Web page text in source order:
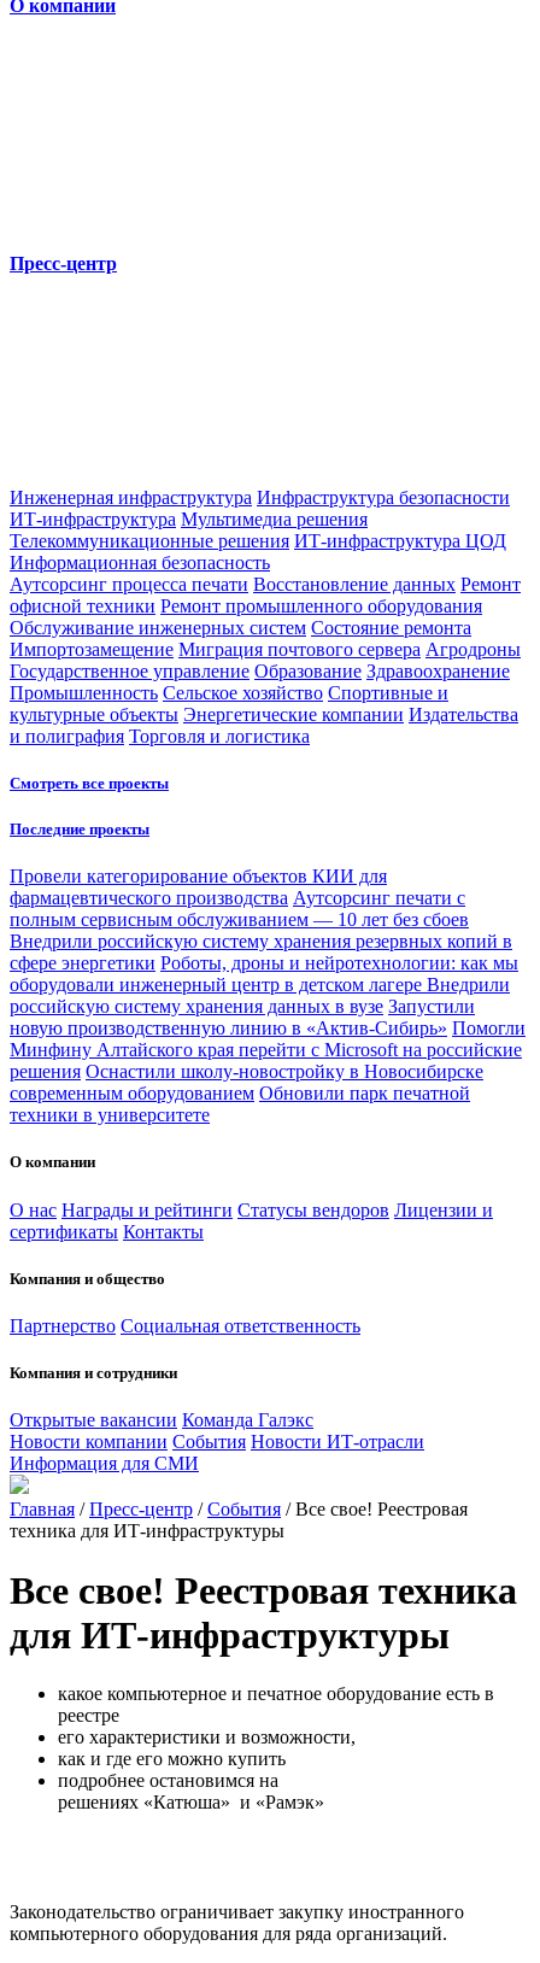
О компании
Пресс-центр
Инженерная инфраструктура Инфраструктура безопасности
ИТ-инфраструктура Мультимедиа решения
Телекоммуникационные решения ИТ-инфраструктура ЦОД
Информационная безопасность
Аутсорсинг процесса печати Восстановление данных Ремонт
офисной техники Ремонт промышленного оборудования
Обслуживание инженерных систем Состояние ремонта
Импортозамещение Миграция почтового сервера Агродроны
Государственное управление Образование Здравоохранение
Промышленность Сельское хозяйство Спортивные и
культурные объекты Энергетические компании Издательства
и полиграфия Торговля и логистика
Смотреть все проекты
Последние проекты
Провели категорирование объектов КИИ для
фармацевтического производства Аутсорсинг печати с
полным сервисным обслуживанием — 10 лет без сбоев
Внедрили российскую систему хранения резервных копий в
сфере энергетики Роботы, дроны и нейротехнологии: как мы
оборудовали инженерный центр в детском лагере Внедрили
российскую систему хранения данных в вузе Запустили
новую производственную линию в «Актив-Сибирь» Помогли
Минфину Алтайского края перейти с Microsoft на российские
решения Оснастили школу-новостройку в Новосибирске
современным оборудованием Обновили парк печатной
техники в университете
О компании
О нас Награды и рейтинги Статусы вендоров Лицензии и
сертификаты Контакты
Компания и общество
Партнерство Социальная ответственность
Компания и сотрудники
Открытые вакансии Команда Галэкс
Новости компании События Новости ИТ-отрасли
Информация для СМИ
Главная / Пресс-центр / События / Все свое! Реестровая
техника для ИТ-инфраструктуры
Все свое! Реестровая техника
для ИТ-инфраструктуры
какое компьютерное и печатное оборудование есть в
реестре
его характеристики и возможности,
как и где его можно купить
​​​​​​​подробнее остановимся на
решениях «Катюша» и «Рамэк»
Законодательство ограничивает закупку иностранного
компьютерного оборудования для ряда организаций.